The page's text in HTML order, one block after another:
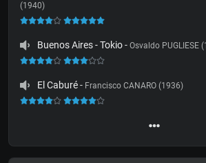
(1940)
Buenos Aires - Tokio- Osvaldo PUGLIESE
El Caburé- Francisco CANARO (1936)